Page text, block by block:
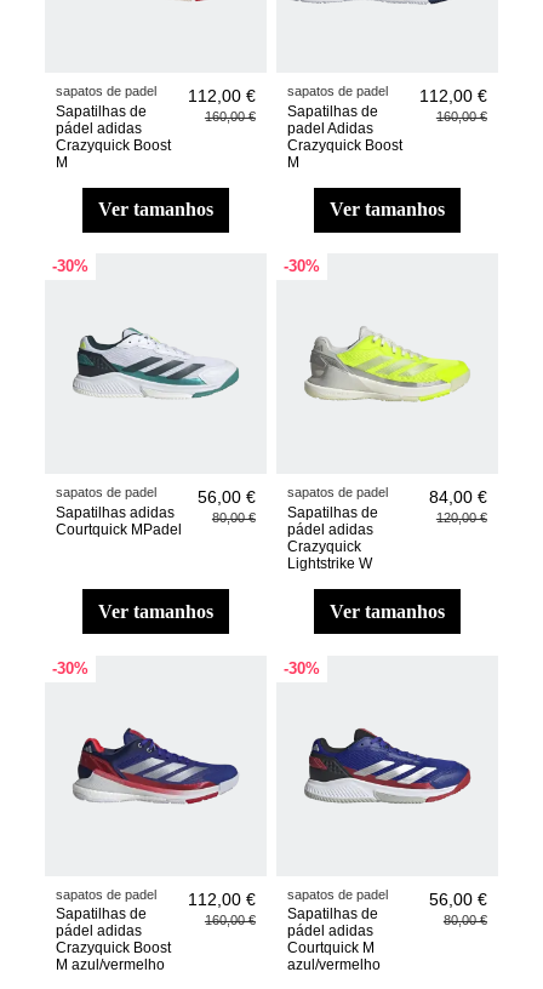
sapatos de padel
Sapatilhas de
pádel adidas
Crazyquick Boost
M
112,00 €
160,00 €
ver tamanhos
sapatos de padel
Sapatilhas de
padel Adidas
Crazyquick Boost
M
112,00 €
160,00 €
ver tamanhos
-30%
sapatos de padel
Sapatilhas adidas
Courtquick MPadel
56,00 €
80,00 €
ver tamanhos
-30%
sapatos de padel
Sapatilhas de
pádel adidas
Crazyquick
Lightstrike W
84,00 €
120,00 €
ver tamanhos
-30%
sapatos de padel
Sapatilhas de
pádel adidas
Crazyquick Boost
M azul/vermelho
112,00 €
160,00 €
-30%
sapatos de padel
Sapatilhas de
pádel adidas
Courtquick M
azul/vermelho
56,00 €
80,00 €